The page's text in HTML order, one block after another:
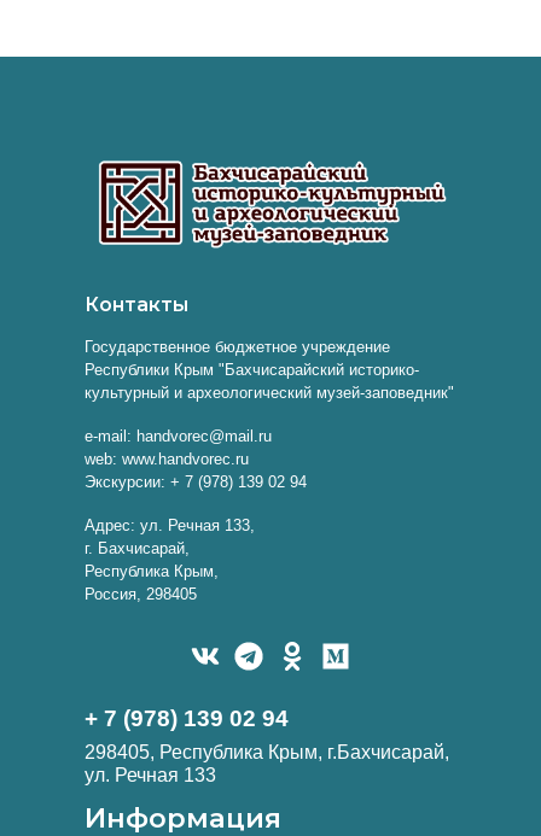
Контакты
Государственное бюджетное учреждение
Республики Крым "Бахчисарайский историко-
культурный и археологический музей-заповедник"
e-mail: handvorec@mail.ru
web: www.handvorec.ru
Экскурсии: + 7 (978) 139 02 94
Адрес: ул. Речная 133,
г. Бахчисарай,
Республика Крым,
Россия, 298405
+ 7 (978) 139 02 94
298405, Республика Крым, г.Бахчисарай,
ул. Речная 133
Информация